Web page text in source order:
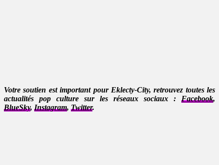
Votre soutien est important pour Eklecty-City, retrouvez toutes les
actualités pop culture sur les réseaux sociaux : Facebook,
BlueSky, Instagram, Twitter.